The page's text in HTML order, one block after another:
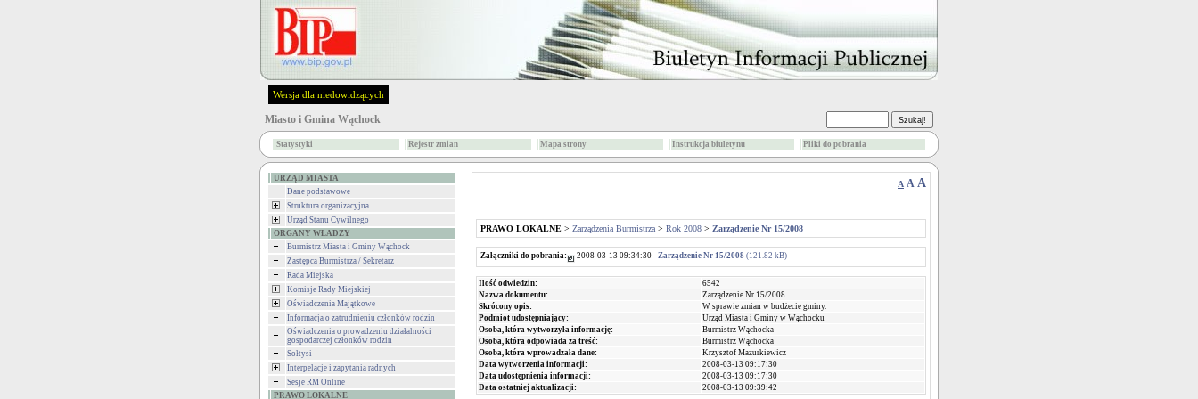
Wersja dla niedowidzących
Miasto i Gmina Wąchock
Statystyki Rejestr zmian Mapa strony Instrukcja biuletynu Pliki do pobrania
URZĄD MIASTA
Dane podstawowe
Struktura organizacyjna
Urząd Stanu Cywilnego
ORGANY WŁADZY
Burmistrz Miasta i Gminy Wąchock
Zastępca Burmistrza / Sekretarz
Rada Miejska
Komisje Rady Miejskiej
Oświadczenia Majątkowe
Informacja o zatrudnieniu członków rodzin
Oświadczenia o prowadzeniu działalności
gospodarczej członków rodzin
Sołtysi
Interpelacje i zapytania radnych
Sesje RM Online
PRAWO LOKALNE
A A A
PRAWO LOKALNE > Zarządzenia Burmistrza > Rok 2008 > Zarządzenie Nr 15/2008
Załączniki do pobrania: 2008-03-13 09:34:30 - Zarządzenie Nr 15/2008 (121.82 kB)
Ilość odwiedzin:
6542
Nazwa dokumentu:
Zarządzenie Nr 15/2008
Skrócony opis:
W sprawie zmian w budżecie gminy.
Podmiot udostępniający:
Urząd Miasta i Gminy w Wąchocku
Osoba, która wytworzyła informację:
Burmistrz Wąchocka
Osoba, która odpowiada za treść:
Burmistrz Wąchocka
Osoba, która wprowadzała dane:
Krzysztof Mazurkiewicz
Data wytworzenia informacji:
2008-03-13 09:17:30
Data udostępnienia informacji:
2008-03-13 09:17:30
Data ostatniej aktualizacji:
2008-03-13 09:39:42